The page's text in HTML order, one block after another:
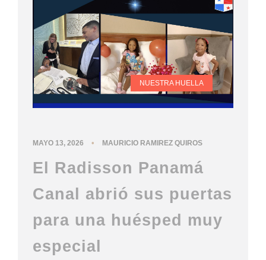
NUESTRA HUELLA
MAYO 13, 2026 • MAURICIO RAMIREZ QUIROS
El Radisson Panamá
Canal abrió sus puertas
para una huésped muy
especial